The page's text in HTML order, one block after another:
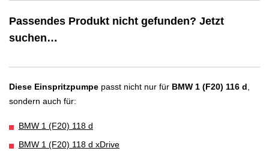
Passendes Produkt nicht gefunden? Jetzt
suchen…
Diese Einspritzpumpe passt nicht nur für BMW 1 (F20) 116 d
sondern auch für:
BMW 1 (F20) 118 d
BMW 1 (F20) 118 d xDrive